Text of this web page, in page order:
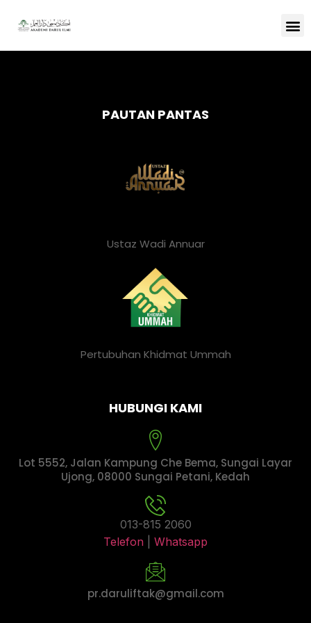
PAUTAN PANTAS
Ustaz Wadi Annuar
Pertubuhan Khidmat Ummah
HUBUNGI KAMI
Lot 5552, Jalan Kampung Che Bema, Sungai Layar
Ujong, 08000 Sungai Petani, Kedah
013-815 2060
Telefon
Whatsapp
pr.daruliftak@gmail.com